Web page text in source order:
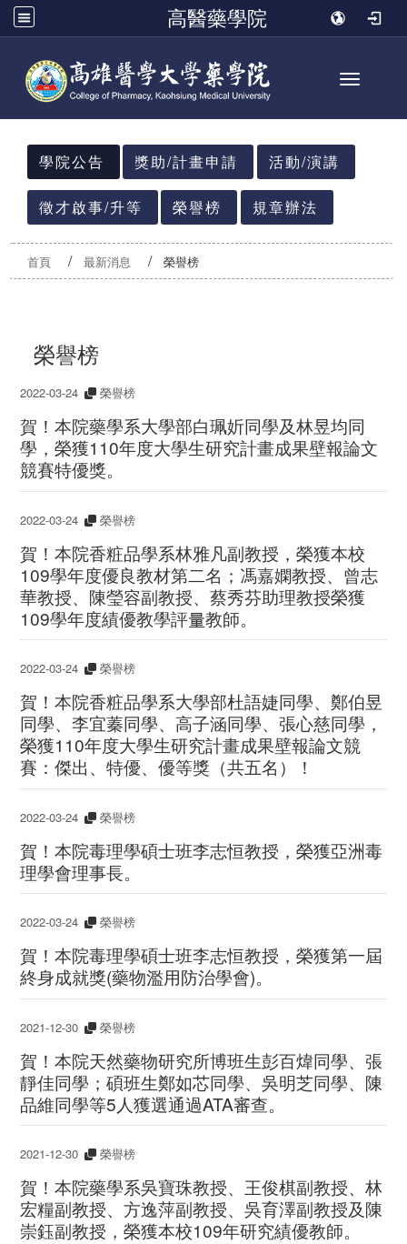
高醫藥學院
Toggle
:::
學院公告
獎助/計畫申請 活動/演講
徵才啟事/升等 榮譽榜 規章辦法
首頁 最新消息 榮譽榜
榮譽榜
2022-03-24 榮譽榜
賀！本院藥學系大學部白珮妡同學及林昱均同
學，榮獲110年度大學生研究計畫成果壁報論文
競賽特優獎。
2022-03-24 榮譽榜
賀！本院香粧品學系林雅凡副教授，榮獲本校
109學年度優良教材第二名；馮嘉嫻教授、曾志
華教授、陳瑩容副教授、蔡秀芬助理教授榮獲
109學年度績優教學評量教師。
2022-03-24 榮譽榜
賀！本院香粧品學系大學部杜語婕同學、鄭伯昱
同學、李宜蓁同學、高子涵同學、張心慈同學，
榮獲110年度大學生研究計畫成果壁報論文競
賽：傑出、特優、優等獎（共五名）！
2022-03-24 榮譽榜
賀！本院毒理學碩士班李志恒教授，榮獲亞洲毒
理學會理事長。
2022-03-24 榮譽榜
賀！本院毒理學碩士班李志恒教授，榮獲第一屆
終身成就獎(藥物濫用防治學會)。
2021-12-30 榮譽榜
賀！本院天然藥物研究所博班生彭百煒同學、張
靜佳同學；碩班生鄭如芯同學、吳明芝同學、陳
品維同學等5人獲選通過ATA審查。
2021-12-30 榮譽榜
賀！本院藥學系吳寶珠教授、王俊棋副教授、林
宏糧副教授、方逸萍副教授、吳育澤副教授及陳
崇鈺副教授，榮獲本校109年研究績優教師。